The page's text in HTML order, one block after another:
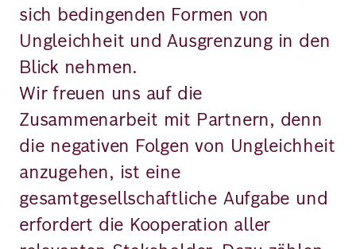
sich bedingenden Formen von
Ungleichheit und Ausgrenzung in den
Blick nehmen.
Wir freuen uns auf die
Zusammenarbeit mit Partnern, denn
die negativen Folgen von Ungleichheit
anzugehen, ist eine
gesamtgesellschaftliche Aufgabe und
erfordert die Kooperation aller